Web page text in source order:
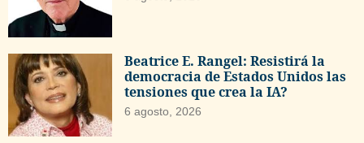
Beatrice E. Rangel: Resistirá la
democracia de Estados Unidos las
tensiones que crea la IA?
6 agosto, 2026